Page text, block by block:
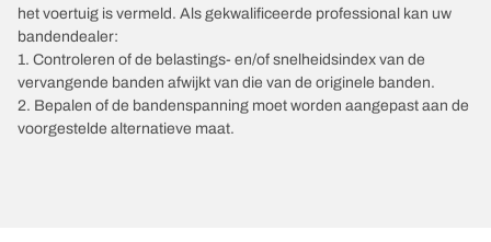
het voertuig is vermeld. Als gekwalificeerde professional kan uw
bandendealer:
1. Controleren of de belastings- en/of snelheidsindex van de
vervangende banden afwijkt van die van de originele banden.
2. Bepalen of de bandenspanning moet worden aangepast aan de
voorgestelde alternatieve maat.